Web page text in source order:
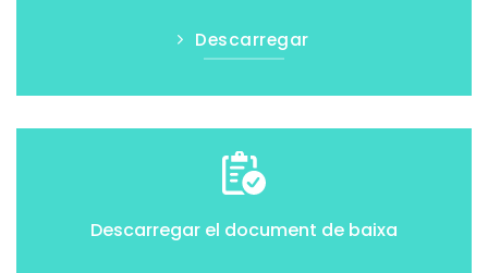
Descarregar
Descarregar el document de baixa